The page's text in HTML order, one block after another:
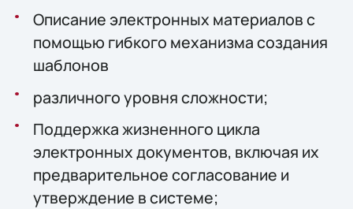
Описание электронных материалов с
помощью гибкого механизма создания
шаблонов
различного уровня сложности;
Поддержка жизненного цикла
электронных документов, включая их
предварительное согласование и
утверждение в системе;